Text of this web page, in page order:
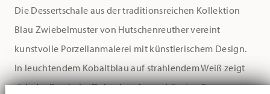
Die Dessertschale aus der traditionsreichen Kollektion
Blau Zwiebelmuster von Hutschenreuther vereint
kunstvolle Porzellanmalerei mit künstlerischem Design.
In leuchtendem Kobaltblau auf strahlendem Weiß zeigt
sich das ikonische Dekor in seiner schönsten Form –